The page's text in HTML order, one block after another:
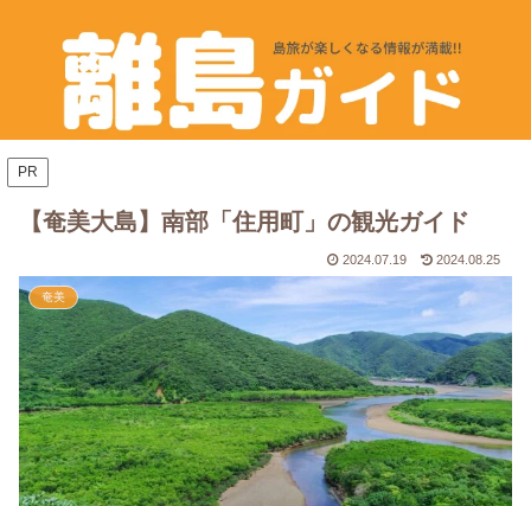
PR
【奄美大島】南部「住用町」の観光ガイド
2024.07.19 2024.08.25
奄美